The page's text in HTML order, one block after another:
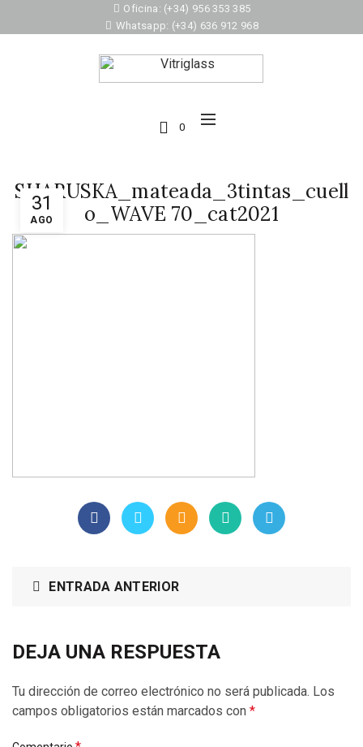
Oficina: (+34) 956 353 385
Whatsapp: (+34) 636 912 968
0
31
AGO
SHARUSKA_mateada_3tintas_cuell
o_WAVE 70_cat2021
ENTRADA ANTERIOR
DEJA UNA RESPUESTA
Tu dirección de correo electrónico no será publicada. Los
campos obligatorios están marcados con *